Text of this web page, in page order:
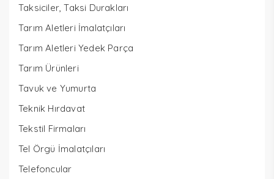
Taksiciler, Taksi Durakları
Tarım Aletleri İmalatçıları
Tarım Aletleri Yedek Parça
Tarım Ürünleri
Tavuk ve Yumurta
Teknik Hırdavat
Tekstil Firmaları
Tel Örgü İmalatçıları
Telefoncular